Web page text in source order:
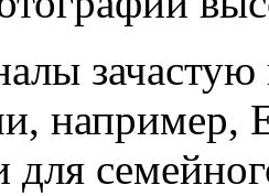
например,